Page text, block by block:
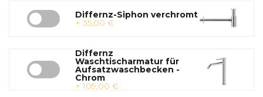
Differnz-Siphon verchromt
+ 35,00 €
Differnz
Waschtischarmatur für
Aufsatzwaschbecken -
Chrom
+ 109,00 €